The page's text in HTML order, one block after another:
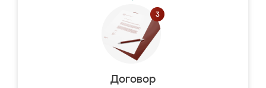
Договор